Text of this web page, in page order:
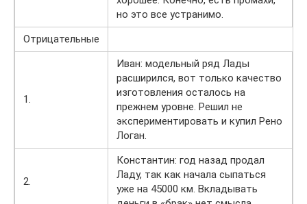
но это все устранимо.
Отрицательные
1.
Иван: модельный ряд Лады
расширился, вот только качество
изготовления осталось на
прежнем уровне. Решил не
экспериментировать и купил Рено
Логан.
2.
Константин: год назад продал
Ладу, так как начала сыпаться
уже на 45000 км. Вкладывать